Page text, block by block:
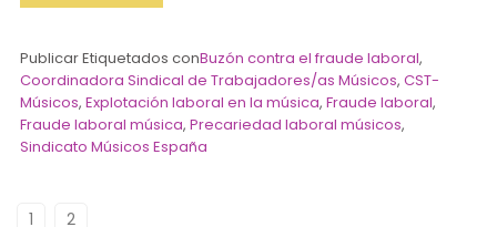
Publicar Etiquetados conBuzón contra el fraude laboral,
Coordinadora Sindical de Trabajadores/as Músicos,CST-
Músicos,Explotación laboral en la música,Fraude laboral,
Fraude laboral música,Precariedad laboral músicos,
Sindicato Músicos España
1 2